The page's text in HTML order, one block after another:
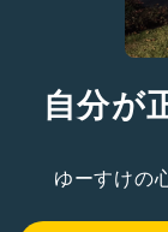
自分が
ゆーすけの